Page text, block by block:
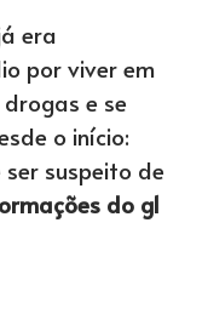
era
por viver em
e se
o início:
suspeito de
do g1